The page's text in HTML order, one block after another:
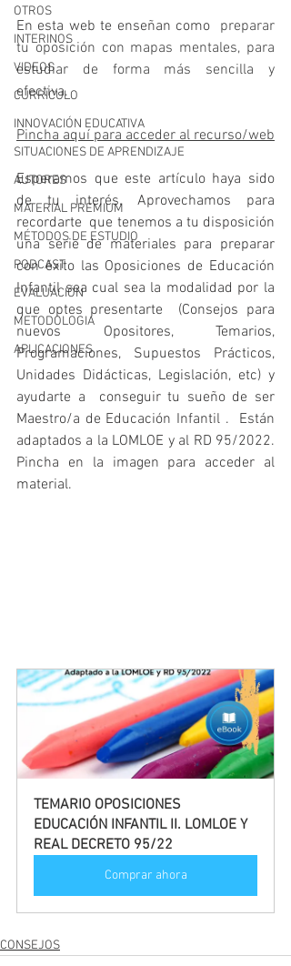
OTROS
INTERINOS
VIDEOS
CURRÍCULO
INNOVACIÓN EDUCATIVA
SITUACIONES DE APRENDIZAJE
AUTORES
MATERIAL PREMIUM
MÉTODOS DE ESTUDIO
PODCAST
EVALUACIÓN
METODOLOGIA
APLICACIONES
En esta web te enseñan como preparar
tu oposición con mapas mentales, para
estudiar de forma más sencilla y
efectiva.
Pincha aquí para acceder al recurso/web
Esperamos que este artículo haya sido
de tu interés. Aprovechamos para
recordarte  que tenemos a tu disposición
una serie de materiales para preparar
con éxito las Oposiciones de Educación
Infantil sea cual sea la modalidad por la
que optes presentarte  (Consejos para
nuevos Opositores, Temarios,
Programaciones, Supuestos Prácticos,
Unidades Didácticas, Legislación, etc) y
ayudarte a  conseguir tu sueño de ser
Maestro/a de Educación Infantil .  Están
adaptados a la LOMLOE y al RD 95/2022.
Pincha en la imagen para acceder al
material.
TEMARIO OPOSICIONES
EDUCACIÓN INFANTIL II. LOMLOE Y
REAL DECRETO 95/22
Comprar ahora
CONSEJOS